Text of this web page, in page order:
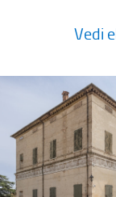
Vedi